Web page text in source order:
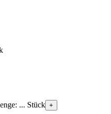
... Stück +